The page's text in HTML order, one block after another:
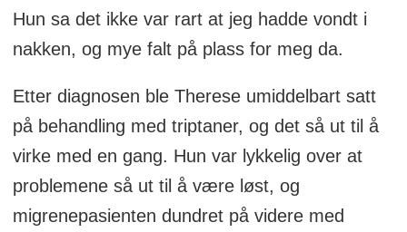
Hun sa det ikke var rart at jeg hadde vondt i
nakken, og mye falt på plass for meg da.
Etter diagnosen ble Therese umiddelbart satt
på behandling med triptaner, og det så ut til å
virke med en gang. Hun var lykkelig over at
problemene så ut til å være løst, og
migrenepasienten dundret på videre med